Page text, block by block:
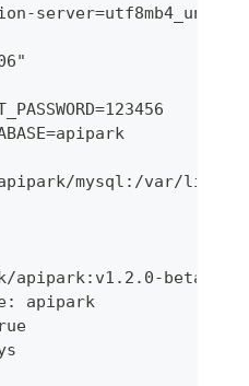
mysql:/var/lib/
apipark:v1.2.0-beta
apipark